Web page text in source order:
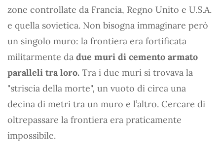
zone controllate da Francia, Regno Unito e U.S.A.
e quella sovietica. Non bisogna immaginare però
un singolo muro: la frontiera era fortificata
militarmente da due muri di cemento armato
paralleli tra loro. Tra i due muri si trovava la
"striscia della morte", un vuoto di circa una
decina di metri tra un muro e l’altro. Cercare di
oltrepassare la frontiera era praticamente
impossibile.